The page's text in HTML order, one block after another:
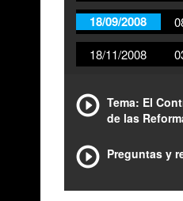
18/09/2008
18/11/2008
Tema: El
de las
Preguntas y